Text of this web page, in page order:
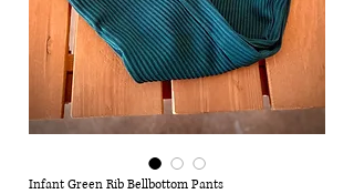
Infant Green Rib Bellbottom Pants